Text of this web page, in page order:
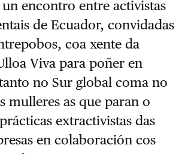
encontro entre activistas
de Ecuador, convidadas
coa xente da
Viva para poñer en
no Sur global coma no
mulleres as que paran o
extractivistas das
en colaboración cos